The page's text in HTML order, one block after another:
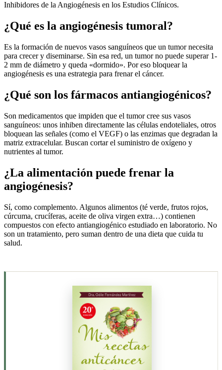
Inhibidores de la Angiogénesis en los Estudios Clínicos.
¿Qué es la angiogénesis tumoral?
Es la formación de nuevos vasos sanguíneos que un tumor necesita
para crecer y diseminarse. Sin esa red, un tumor no puede superar 1-
2 mm de diámetro y queda «dormido». Por eso bloquear la
angiogénesis es una estrategia para frenar el cáncer.
¿Qué son los fármacos antiangiogénicos?
Son medicamentos que impiden que el tumor cree sus vasos
sanguíneos: unos inhiben directamente las células endoteliales, otros
bloquean las señales (como el VEGF) o las enzimas que degradan la
matriz extracelular. Buscan cortar el suministro de oxígeno y
nutrientes al tumor.
¿La alimentación puede frenar la
angiogénesis?
Sí, como complemento. Algunos alimentos (té verde, frutos rojos,
cúrcuma, crucíferas, aceite de oliva virgen extra…) contienen
compuestos con efecto antiangiogénico estudiado en laboratorio. No
son un tratamiento, pero suman dentro de una dieta que cuida tu
salud.